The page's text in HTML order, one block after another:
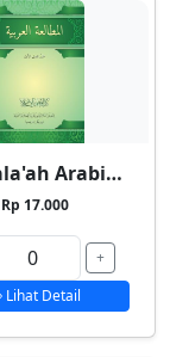
Muthala'ah Arabiyyah
Rp 17.000
+
Lihat Detail